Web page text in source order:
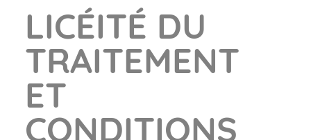
LICÉITÉ DU
TRAITEMENT
ET
CONDITIONS